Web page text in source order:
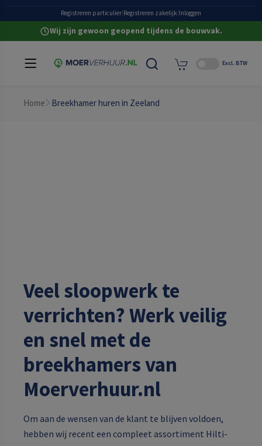
Heldere all-in prijzenRegistreren particulier Registreren zakelijk Inloggen
Wij zijn gewoon geopend tijdens de bouwvak.
Excl. BTW
Home Breekhamer huren in Zeeland
Veel sloopwerk te
verrichten? Werk veilig
en snel met de
breekhamers van
Moerverhuur.nl
Om aan de wensen van de klant te blijven voldoen,
hebben wij recent een compleet assortiment Hilti-